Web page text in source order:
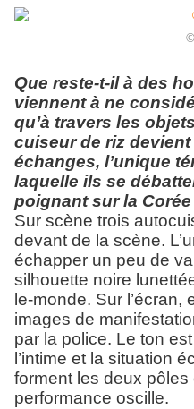
Que reste-t-il à des
viennent à ne
qu’à travers les
cuiseur de riz
échanges, l’unique
laquelle ils se
poignant sur la Corée
Sur scène trois
devant de la scène.
échapper un peu de
silhouette noire
le-monde. Sur
images de
par la police. Le ton
l’intime et la situation
forment les deux pôles
performance oscille.